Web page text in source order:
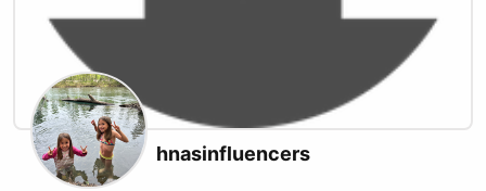
hnasinfluencers